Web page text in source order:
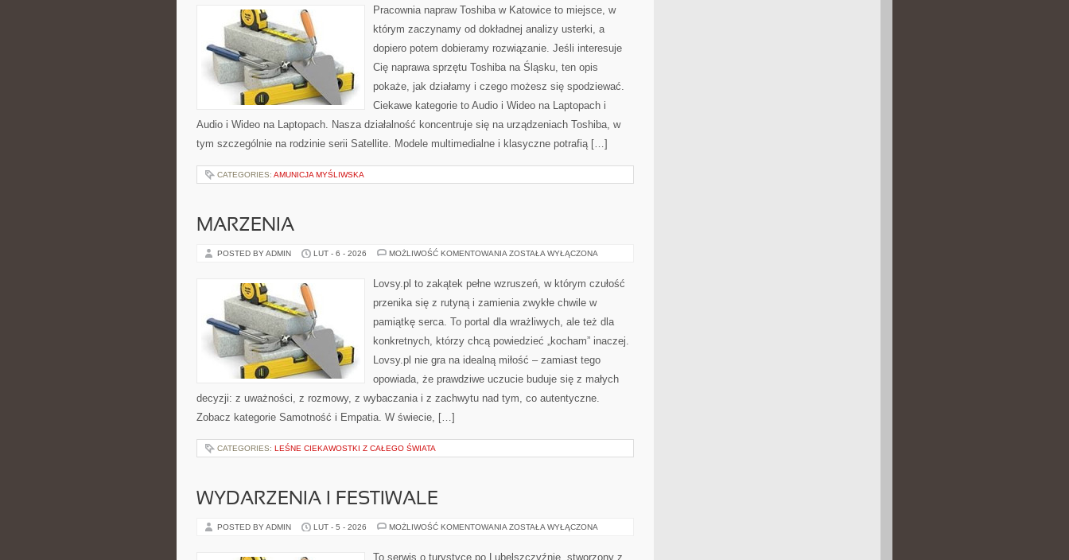
SPRZĘTU
Pracownia napraw Toshiba w Katowice to miejsce, w
którym zaczynamy od dokładnej analizy usterki, a
dopiero potem dobieramy rozwiązanie. Jeśli interesuje
Cię naprawa sprzętu Toshiba na Śląsku, ten opis
pokaże, jak działamy i czego możesz się spodziewać.
Ciekawe kategorie to Audio i Wideo na Laptopach i
Audio i Wideo na Laptopach. Nasza działalność koncentruje się na urządzeniach Toshiba, w
tym szczególnie na rodzinie serii Satellite. Modele multimedialne i klasyczne potrafią […]
CATEGORIES: AMUNICJA MYŚLIWSKA
MARZENIA
POSTED BY ADMIN LUT - 6 - 2026 MOŻLIWOŚĆ KOMENTOWANIA MARZENIA
ZOSTAŁA WYŁĄCZONA
Lovsy.pl to zakątek pełne wzruszeń, w którym czułość
przenika się z rutyną i zamienia zwykłe chwile w
pamiątkę serca. To portal dla wrażliwych, ale też dla
konkretnych, którzy chcą powiedzieć „kocham” inaczej.
Lovsy.pl nie gra na idealną miłość – zamiast tego
opowiada, że prawdziwe uczucie buduje się z małych
decyzji: z uważności, z rozmowy, z wybaczania i z zachwytu nad tym, co autentyczne.
Zobacz kategorie Samotność i Empatia. W świecie, […]
CATEGORIES: LEŚNE CIEKAWOSTKI Z CAŁEGO ŚWIATA
WYDARZENIA I FESTIWALE
POSTED BY ADMIN LUT - 5 - 2026 MOŻLIWOŚĆ KOMENTOWANIA WYDARZENIA
ZOSTAŁA WYŁĄCZONA
To serwis o turystyce po Lubelszczyźnie, stworzony z